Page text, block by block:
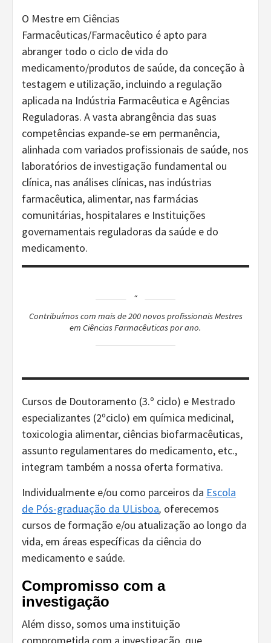
O Mestre em Ciências
Farmacêuticas/Farmacêutico é apto para
abranger todo o ciclo de vida do
medicamento/produtos de saúde, da conceção à
testagem e utilização, incluindo a regulação
aplicada na Indústria Farmacêutica e Agências
Reguladoras. A vasta abrangência das suas
competências expande-se em permanência,
alinhada com variados profissionais de saúde, nos
laboratórios de investigação fundamental ou
clínica, nas análises clínicas, nas indústrias
farmacêutica, alimentar, nas farmácias
comunitárias, hospitalares e Instituições
governamentais reguladoras da saúde e do
medicamento.
Contribuímos com mais de 200 novos profissionais Mestres
em Ciências Farmacêuticas por ano.
Cursos de Doutoramento (3.º ciclo) e Mestrado
especializantes (2ºciclo) em química medicinal,
toxicologia alimentar, ciências biofarmacêuticas,
assunto regulamentares do medicamento, etc.,
integram também a nossa oferta formativa.
Individualmente e/ou como parceiros da Escola
de Pós-graduação da ULisboa, oferecemos
cursos de formação e/ou atualização ao longo da
vida, em áreas específicas da ciência do
medicamento e saúde.
Compromisso com a
investigação
Além disso, somos uma instituição